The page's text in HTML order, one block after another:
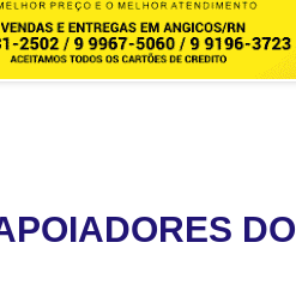
DO